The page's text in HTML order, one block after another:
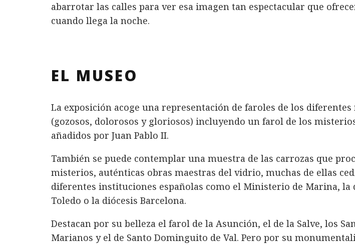
abarrotar las calles para ver esa imagen tan espectacular que
cuando llega la noche.
EL MUSEO
La exposición acoge una representación de faroles de los
(gozosos, dolorosos y gloriosos) incluyendo un farol de los
añadidos por Juan Pablo II.
También se puede contemplar una muestra de las carrozas que
misterios, auténticas obras maestras del vidrio, muchas de ellas
diferentes instituciones españolas como el Ministerio de Marina, la
Toledo o la diócesis Barcelona.
Destacan por su belleza el farol de la Asunción, el de la Salve, los
Marianos y el de Santo Dominguito de Val. Pero por su